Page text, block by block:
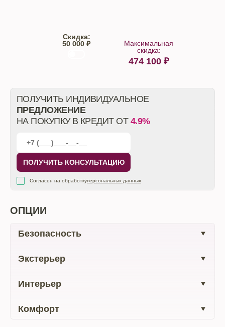
Скидка:
50 000 ₽
Максимальная
скидка:
474 100 ₽
ПОЛУЧИТЬ ИНДИВИДУАЛЬНОЕ
ПРЕДЛОЖЕНИЕ
НА ПОКУПКУ В КРЕДИТ ОТ 4.9%
ПОЛУЧИТЬ КОНСУЛЬТАЦИЮ
Согласен на обработкуперсональных данных
ОПЦИИ
Безопасность
Экстерьер
Интерьер
Комфорт